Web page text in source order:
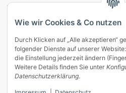
Wie wir Cookies & Co nutzen
Durch Klicken auf „Alle akzeptieren“
folgender Dienste auf unserer
die Einstellung jederzeit ändern
Weitere Details finden Sie unter
Datenschutzerklärung.
Informationen
Gesetzliche Informationen
Vertrag widerrufen
Zahlung & Versand
Mein Kundenkonto
Streitschlichtung